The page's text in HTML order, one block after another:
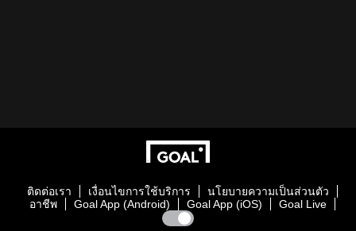
ติดต่อเรา เงื่อนไขการใช้บริการ
นโยบายความเป็นส่วนตัว
อาชีพ
Goal App (Android) Goal App (iOS) Goal Live